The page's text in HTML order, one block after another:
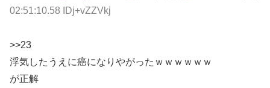
02:51:10.58 IDj+vZZVkj
>>23
浮気したうえに癌になりやがったｗｗｗｗｗｗ
が正解